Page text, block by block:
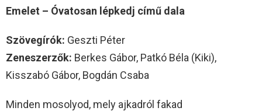
Emelet – Óvatosan lépkedj című dala
Szövegírók: Geszti Péter
Zeneszerzők: Berkes Gábor, Patkó Béla (Kiki),
Kisszabó Gábor, Bogdán Csaba
Minden mosolyod, mely ajkadról fakad